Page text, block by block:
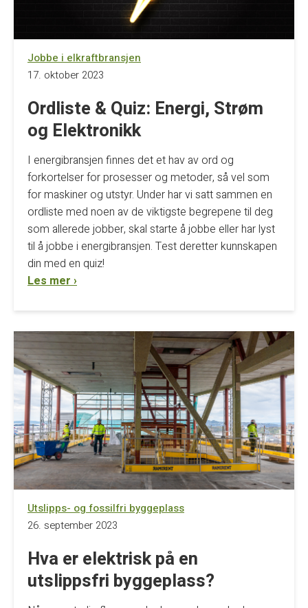
Jobbe i elkraftbransjen
17. oktober 2023
Ordliste & Quiz: Energi, Strøm
og Elektronikk
I energibransjen finnes det et hav av ord og
forkortelser for prosesser og metoder, så vel som
for maskiner og utstyr. Under har vi satt sammen en
ordliste med noen av de viktigste begrepene til deg
som allerede jobber, skal starte å jobbe eller har lyst
til å jobbe i energibransjen. Test deretter kunnskapen
din med en quiz!
Les mer ›
Utslipps- og fossilfri byggeplass
26. september 2023
Hva er elektrisk på en
utslippsfri byggeplass?